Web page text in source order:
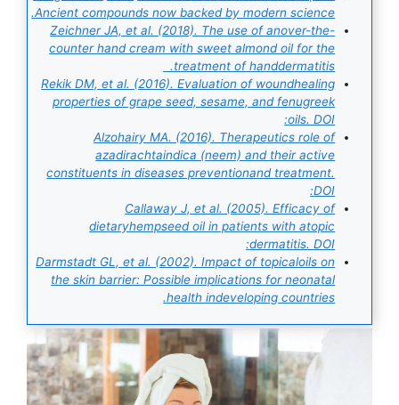
Ancient compounds now backed by modern science.
Zeichner JA, et al. (2018). The use of anover-the-
counter hand cream with sweet almond oil for the
treatment of handdermatitis.
Rekik DM, et al. (2016). Evaluation of woundhealing
properties of grape seed, sesame, and fenugreek
oils. DOI:
Alzohairy MA. (2016). Therapeutics role of
azadirachtaindica (neem) and their active
constituents in diseases preventionand treatment.
DOI:
Callaway J, et al. (2005). Efficacy of
dietaryhempseed oil in patients with atopic
dermatitis. DOI:
Darmstadt GL, et al. (2002). Impact of topicaloils on
the skin barrier: Possible implications for neonatal
health indeveloping countries.